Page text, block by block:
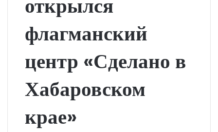
открылся
флагманский
центр «Сделано в
Хабаровском
крае»